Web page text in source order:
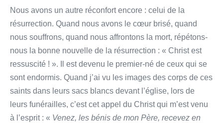
Nous avons un autre réconfort encore : celui de la
résurrection. Quand nous avons le cœur brisé, quand
nous souffrons, quand nous affrontons la mort, répétons-
nous la bonne nouvelle de la résurrection : « Christ est
ressuscité ! ». Il est devenu le premier-né de ceux qui se
sont endormis. Quand j’ai vu les images des corps de ces
saints dans leurs sacs blancs devant l’église, lors de
leurs funérailles, c’est cet appel du Christ qui m’est venu
à l’esprit : « Venez, les bénis de mon Père, recevez en